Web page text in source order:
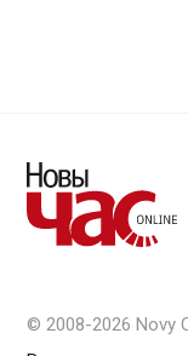
© 2008-2026 Novy